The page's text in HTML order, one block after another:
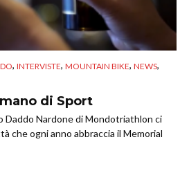
, INTERVISTE, MOUNTAIN BIKE, NEWS,
di Sport
Nardone di Mondotriathlon ci
che ogni anno abbraccia il Memorial